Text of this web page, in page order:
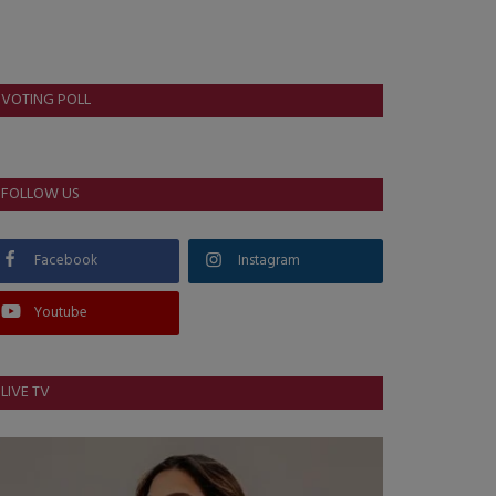
VOTING POLL
FOLLOW US
Facebook Instagram
Youtube
LIVE TV